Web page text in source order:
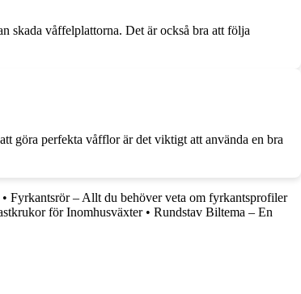
skada våffelplattorna. Det är också bra att följa
göra perfekta våfflor är det viktigt att använda en bra
• Fyrkantsrör – Allt du behöver veta om fyrkantsprofiler
för Inomhusväxter• Rundstav Biltema – En